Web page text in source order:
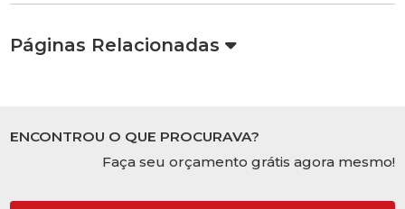
Páginas Relacionadas
ENCONTROU O QUE PROCURAVA?
Faça seu orçamento grátis agora mesmo!